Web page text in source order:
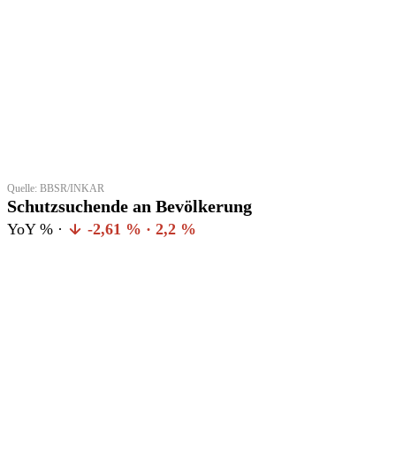
Quelle: BBSR/INKAR
Schutzsuchende an Bevölkerung
YoY % · -2,61 % · 2,2 %